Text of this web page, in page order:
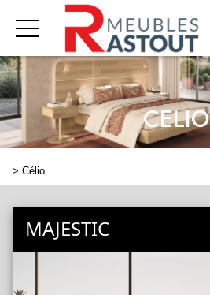
CELIO
> Célio
MAJESTIC